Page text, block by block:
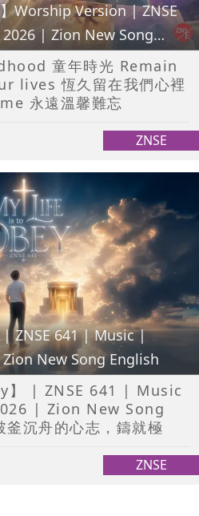
Worship Version | ZNSE
| Zion New Song
童年時光 Remain
恆久留在我們心裡
永遠溫馨難忘
ZNSE
| ZNSE 641 | Music |
New Song English
】 | ZNSE 641 | Music
| Zion New Song
沉舟的心志，鑄就極
ZNSE